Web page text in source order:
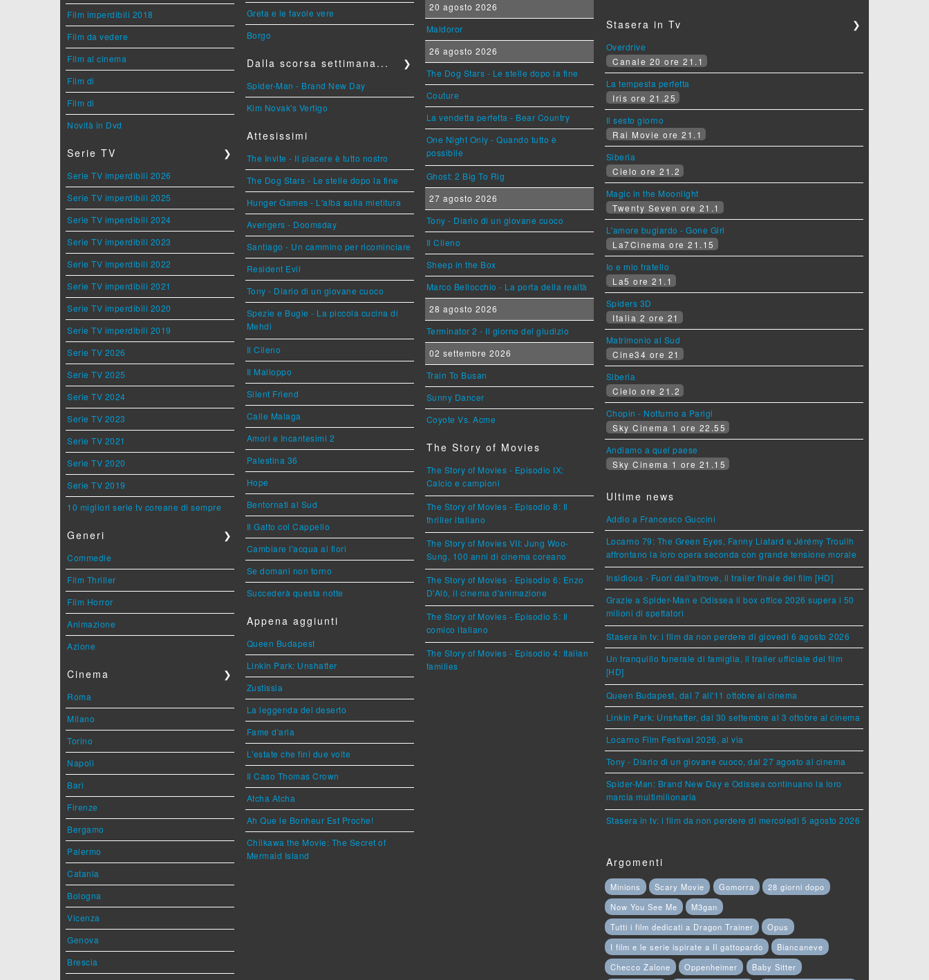
Film imperdibili 2018
Film da vedere
Film al cinema
Film di
Film di
Novità in Dvd
Serie TV ❯
Serie TV imperdibili 2026
Serie TV imperdibili 2025
Serie TV imperdibili 2024
Serie TV imperdibili 2023
Serie TV imperdibili 2022
Serie TV imperdibili 2021
Serie TV imperdibili 2020
Serie TV imperdibili 2019
Serie TV 2026
Serie TV 2025
Serie TV 2024
Serie TV 2023
Serie TV 2021
Serie TV 2020
Serie TV 2019
10 migliori serie tv coreane di sempre
Generi ❯
Commedie
Film Thriller
Film Horror
Animazione
Azione
Cinema ❯
Roma
Milano
Torino
Napoli
Bari
Firenze
Bergamo
Palermo
Catania
Bologna
Vicenza
Genova
Brescia
Greta e le favole vere
Borgo
Dalla scorsa settimana... ❯
Spider-Man - Brand New Day
Kim Novak's Vertigo
Attesissimi
The Invite - Il piacere è tutto nostro
The Dog Stars - Le stelle dopo la fine
Hunger Games - L'alba sulla mietitura
Avengers - Doomsday
Santiago - Un cammino per ricominciare
Resident Evil
Tony - Diario di un giovane cuoco
Spezie e Bugie - La piccola cucina di
Mehdi
Il Cileno
Il Malloppo
Silent Friend
Calle Malaga
Amori e Incantesimi 2
Palestina 36
Hope
Bentornati al Sud
Il Gatto col Cappello
Cambiare l'acqua ai fiori
Se domani non torno
Succederà questa notte
Appena aggiunti
Queen Budapest
Linkin Park: Unshatter
Zustissia
La leggenda del deserto
Fame d'aria
L'estate che finì due volte
Il Caso Thomas Crown
Atcha Atcha
Ah Que le Bonheur Est Proche!
Chiikawa the Movie: The Secret of
Mermaid Island
20 agosto 2026
Maldoror
26 agosto 2026
The Dog Stars - Le stelle dopo la fine
Couture
La vendetta perfetta - Bear Country
One Night Only - Quando tutto è
possibile
Ghost: 2 Big To Rig
27 agosto 2026
Tony - Diario di un giovane cuoco
Il Cileno
Sheep in the Box
Marco Bellocchio - La porta della realtà
28 agosto 2026
Terminator 2 - Il giorno del giudizio
02 settembre 2026
Train To Busan
Sunny Dancer
Coyote Vs. Acme
The Story of Movies
The Story of Movies - Episodio IX:
Calcio e campioni
The Story of Movies - Episodio 8: Il
thriller italiano
The Story of Movies VII: Jung Woo-
Sung, 100 anni di cinema coreano
The Story of Movies - Episodio 6: Enzo
D'Alò, il cinema d'animazione
The Story of Movies - Episodio 5: Il
comico italiano
The Story of Movies - Episodio 4: Italian
families
Stasera in Tv ❯
Overdrive
Canale 20 ore 21.1
La tempesta perfetta
Iris ore 21.25
Il sesto giorno
Rai Movie ore 21.1
Siberia
Cielo ore 21.2
Magic in the Moonlight
Twenty Seven ore 21.1
L'amore bugiardo - Gone Girl
La7Cinema ore 21.15
Io e mio fratello
La5 ore 21.1
Spiders 3D
Italia 2 ore 21
Matrimonio al Sud
Cine34 ore 21
Siberia
Cielo ore 21.2
Chopin - Notturno a Parigi
Sky Cinema 1 ore 22.55
Andiamo a quel paese
Sky Cinema 1 ore 21.15
Ultime news
Addio a Francesco Guccini
Locarno 79: The Green Eyes, Fanny Liatard e Jérémy Trouilh
affrontano la loro opera seconda con grande tensione morale
Insidious - Fuori dall'altrove, il trailer finale del film [HD]
Grazie a Spider-Man e Odissea il box office 2026 supera i 50
milioni di spettatori
Stasera in tv: i film da non perdere di giovedì 6 agosto 2026
Un tranquillo funerale di famiglia, il trailer ufficiale del film
[HD]
Queen Budapest, dal 7 all'11 ottobre al cinema
Linkin Park: Unshatter, dal 30 settembre al 3 ottobre al cinema
Locarno Film Festival 2026, al via
Tony - Diario di un giovane cuoco, dal 27 agosto al cinema
Spider-Man: Brand New Day e Odissea continuano la loro
marcia multimilionaria
Stasera in tv: i film da non perdere di mercoledì 5 agosto 2026
Argomenti
Minions Scary Movie Gomorra
28 giorni dopo
Now You See Me
M3gan
Tutti i film dedicati a Dragon Trainer
Opus
I film e le serie ispirate a Il gattopardo
Biancaneve
Checco Zalone
Oppenheimer Baby Sitter